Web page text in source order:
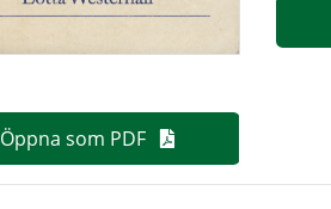
Öppna som PDF